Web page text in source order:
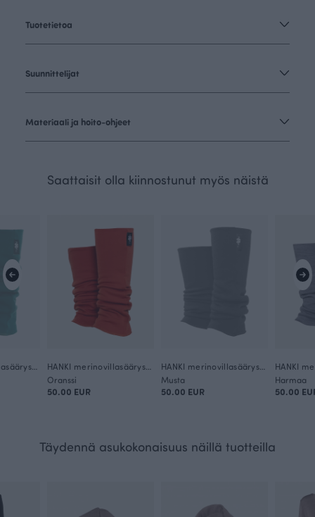
Tuotetietoa
Suunnittelijat
Materiaali ja hoito-ohjeet
Saattaisit olla kiinnostunut myös näistä
Oranssi
50.00 EUR
Musta
50.00 EUR
Harmaa
50.00
Täydennä asukokonaisuus näillä tuotteilla